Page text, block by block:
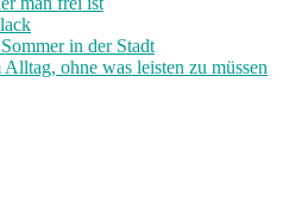
in der Stadt
ohne was leisten zu müssen